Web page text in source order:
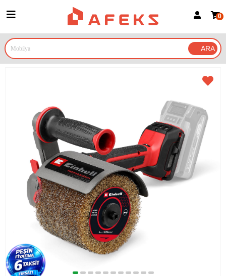
Google İle Bağlan
0